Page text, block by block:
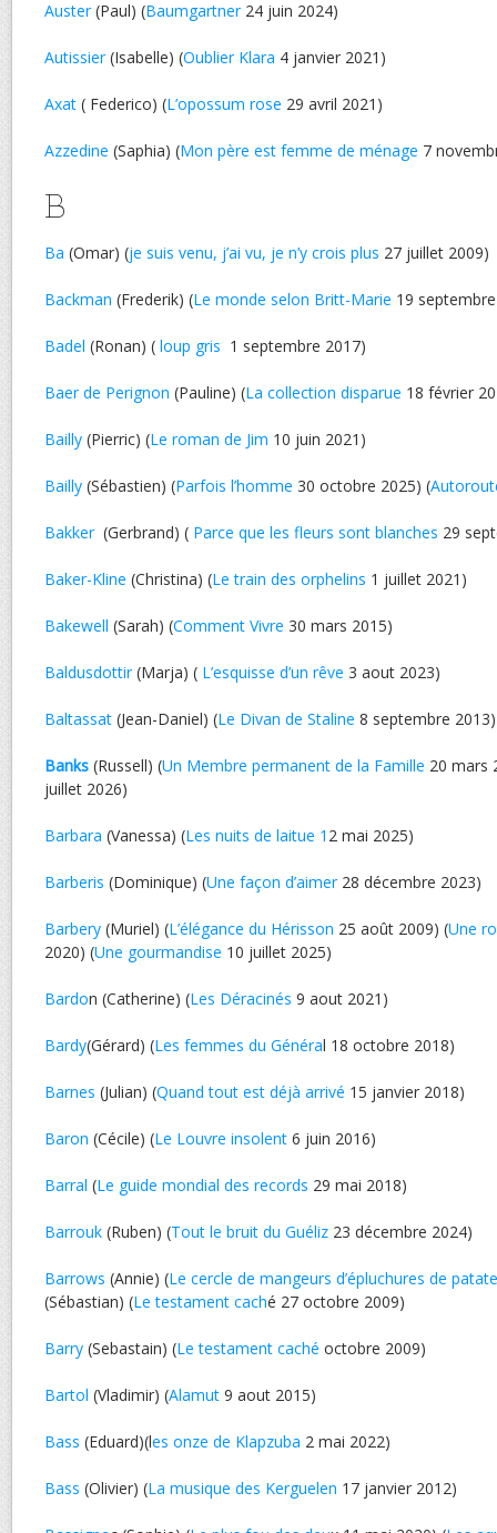
Auster(Paul) (Baumgartner24 juin 2024)
Autissier(Isabelle) (Oublier Klara 4 janvier 2021)
Axat ( Federico) (L’opossum rose 29 avril 2021)
Azzedine (Saphia) (Mon père est femme de ménage 7
B
Ba (Omar) (je suis venu, j’ai vu, je n’y crois plus 27 juillet 2009)
Backman (Frederik) (Le monde selon Britt-Marie 19
Badel (Ronan) ( loup gris 1 septembre 2017)
Baer de Perignon (Pauline) (La collection disparue 18 février
Bailly (Pierric) (Le roman de Jim 10 juin 2021)
Bailly (Sébastien) (Parfois l’homme 30 octobre 2025) (
Bakker (Gerbrand) ( Parce que les fleurs sont blanches 29
Baker-Kline (Christina) (Le train des orphelins 1 juillet 2021)
Bakewell (Sarah) (Comment Vivre 30 mars 2015)
Baldusdottir(Marja) ( L’esquisse d’un rêve 3 aout 2023)
Baltassat (Jean-Daniel) (Le Divan de Staline 8 septembre 2013)
Banks (Russell) (Un Membre permanent de la Famille 20 mars
juillet 2026)
Barbara (Vanessa) (Les nuits de laitue 1 2 mai 2025)
Barberis (Dominique) (Une façon d’aimer28 décembre 2023)
Barbery (Muriel) (L’élégance du Hérisson 25 août 2009) (Une
2020) (Une gourmandise 10 juillet 2025)
Bardon (Catherine) (Les Déracinés 9 aout 2021)
Bardy(Gérard) (Les femmes du Général 18 octobre 2018)
Barnes (Julian) (Quand tout est déjà arrivé 15 janvier 2018)
Baron (Cécile) (Le Louvre insolent 6 juin 2016)
Barral (Le guide mondial des records 29 mai 2018)
Barrouk (Ruben) (Tout le bruit du Guéliz 23 décembre 2024)
Barrows (Annie) (Le cercle de mangeurs d’épluchures de
(Sébastian) (Le testament caché 27 octobre 2009)
Barry (Sebastain) (Le testament caché octobre 2009)
Bartol (Vladimir) (Alamut 9 aout 2015)
Bass (Eduard)(les onze de Klapzuba 2 mai 2022)
Bass (Olivier) (La musique des Kerguelen 17 janvier 2012)